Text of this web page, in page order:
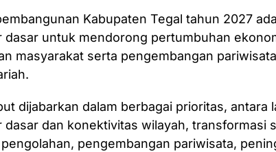
Kabupaten Tegal tahun 2027
untuk mendorong pertumbuhan
masyarakat serta pengembangan
dijabarkan dalam berbagai prioritas, antara
dan konektivitas wilayah, transformasi
pengembangan pariwisata,